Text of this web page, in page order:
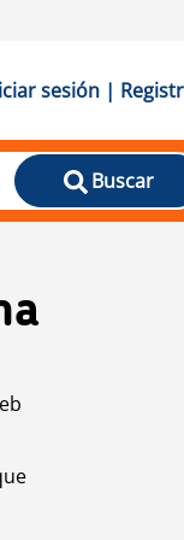
sesión |
Buscar